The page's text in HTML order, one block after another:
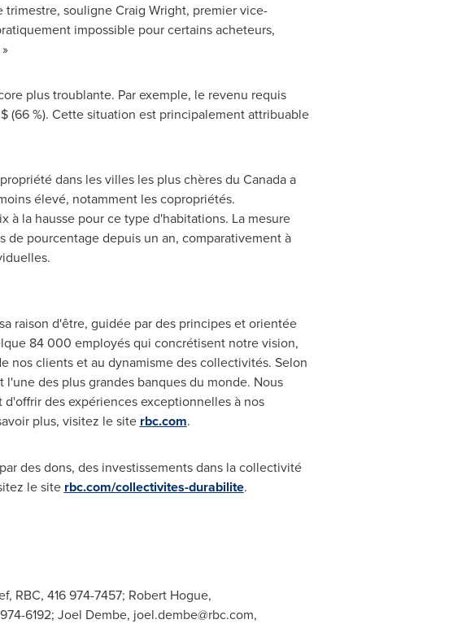
souligne Craig Wright, premier vice-
impossible pour certains acheteurs,
plus troublante. Par exemple, le revenu requis
(66 %). Cette situation est principalement attribuable
dans les villes les plus chères du Canadaa
élevé, notamment les copropriétés.
à la hausse pour ce type d'habitations. La mesure
de pourcentage depuis un an, comparativement à
raison d'être, guidée par des principes et orientée
84 000 employés qui concrétisent notre vision,
nos clients et au dynamisme des collectivités. Selon
l'une des plus grandes banques du monde. Nous
des expériences exceptionnelles à nos
plus, visitez le site rbc.com.‎
des dons, des investissements dans la collectivité
le site rbc.com/collectivites-durabilite.
RBC, 416 974-7457; Robert Hogue,
6192; Joel Dembe, joel.dembe@rbc.com,